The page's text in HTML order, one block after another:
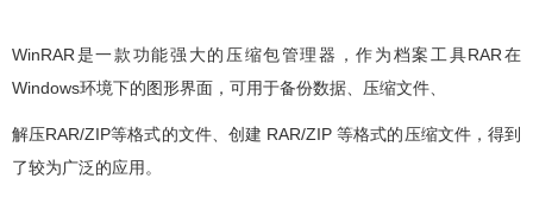
WinRAR是一款功能强大的压缩包管理器，作为档案工具RAR在
Windows环境下的图形界面，可用于备份数据、压缩文件、
解压RAR/ZIP等格式的文件、创建 RAR/ZIP 等格式的压缩文件，得到
了较为广泛的应用。